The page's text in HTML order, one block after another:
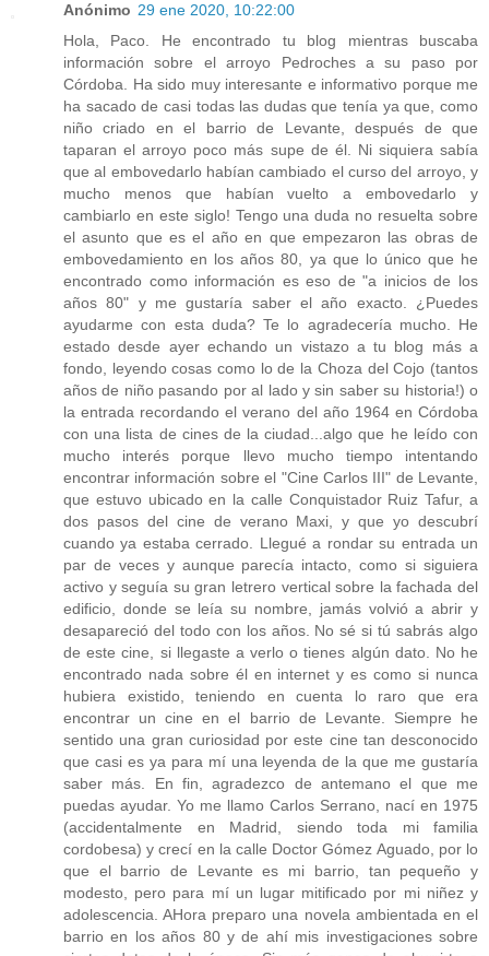
Anónimo 29 ene 2020, 10:22:00
Hola, Paco. He encontrado tu blog mientras buscaba
información sobre el arroyo Pedroches a su paso por
Córdoba. Ha sido muy interesante e informativo porque me
ha sacado de casi todas las dudas que tenía ya que, como
niño criado en el barrio de Levante, después de que
taparan el arroyo poco más supe de él. Ni siquiera sabía
que al embovedarlo habían cambiado el curso del arroyo, y
mucho menos que habían vuelto a embovedarlo y
cambiarlo en este siglo! Tengo una duda no resuelta sobre
el asunto que es el año en que empezaron las obras de
embovedamiento en los años 80, ya que lo único que he
encontrado como información es eso de "a inicios de los
años 80" y me gustaría saber el año exacto. ¿Puedes
ayudarme con esta duda? Te lo agradecería mucho. He
estado desde ayer echando un vistazo a tu blog más a
fondo, leyendo cosas como lo de la Choza del Cojo (tantos
años de niño pasando por al lado y sin saber su historia!) o
la entrada recordando el verano del año 1964 en Córdoba
con una lista de cines de la ciudad...algo que he leído con
mucho interés porque llevo mucho tiempo intentando
encontrar información sobre el "Cine Carlos III" de Levante,
que estuvo ubicado en la calle Conquistador Ruiz Tafur, a
dos pasos del cine de verano Maxi, y que yo descubrí
cuando ya estaba cerrado. Llegué a rondar su entrada un
par de veces y aunque parecía intacto, como si siguiera
activo y seguía su gran letrero vertical sobre la fachada del
edificio, donde se leía su nombre, jamás volvió a abrir y
desapareció del todo con los años. No sé si tú sabrás algo
de este cine, si llegaste a verlo o tienes algún dato. No he
encontrado nada sobre él en internet y es como si nunca
hubiera existido, teniendo en cuenta lo raro que era
encontrar un cine en el barrio de Levante. Siempre he
sentido una gran curiosidad por este cine tan desconocido
que casi es ya para mí una leyenda de la que me gustaría
saber más. En fin, agradezco de antemano el que me
puedas ayudar. Yo me llamo Carlos Serrano, nací en 1975
(accidentalmente en Madrid, siendo toda mi familia
cordobesa) y crecí en la calle Doctor Gómez Aguado, por lo
que el barrio de Levante es mi barrio, tan pequeño y
modesto, pero para mí un lugar mitificado por mi niñez y
adolescencia. AHora preparo una novela ambientada en el
barrio en los años 80 y de ahí mis investigaciones sobre